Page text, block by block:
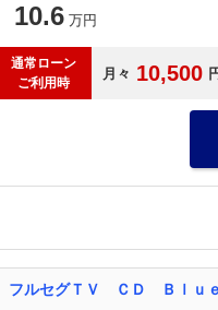
10.6 万円
通常ローン
ご利用時
月々 10,500